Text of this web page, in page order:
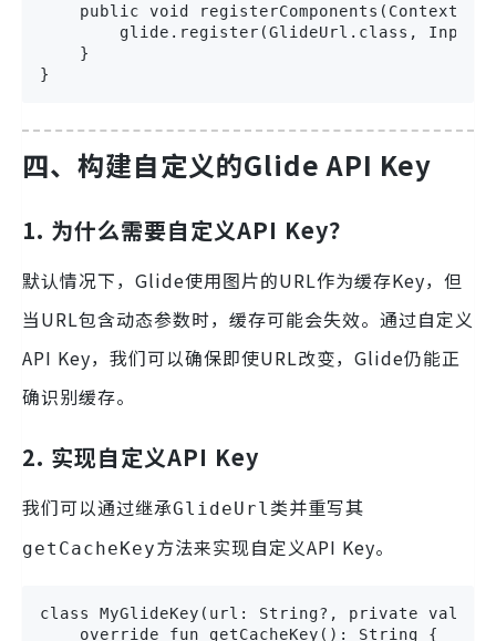
public void registerComponents(Context
glide.register(GlideUrl.class,
    }
}
四、构建自定义的Glide API Key
1. 为什么需要自定义API Key？
默认情况下，Glide使用图片的URL作为缓存Key，但
当URL包含动态参数时，缓存可能会失效。通过自定义
API Key，我们可以确保即使URL改变，Glide仍能正
确识别缓存。
2. 实现自定义API Key
我们可以通过继承GlideUrl 类并重写其
getCacheKey方法来实现自定义API Key。
class MyGlideKey(url: String?, private val
    override fun getCacheKey(): String {